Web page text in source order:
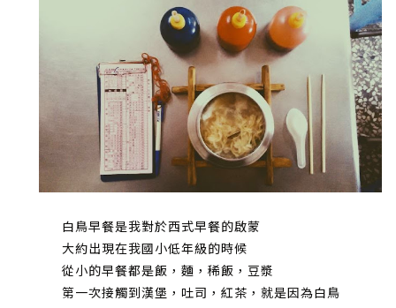
白鳥早餐是我對於西式早餐的啟蒙
大約出現在我國小低年級的時候
從小的早餐都是飯，麵，稀飯，豆漿
第一次接觸到漢堡，吐司，紅茶，就是因為白鳥